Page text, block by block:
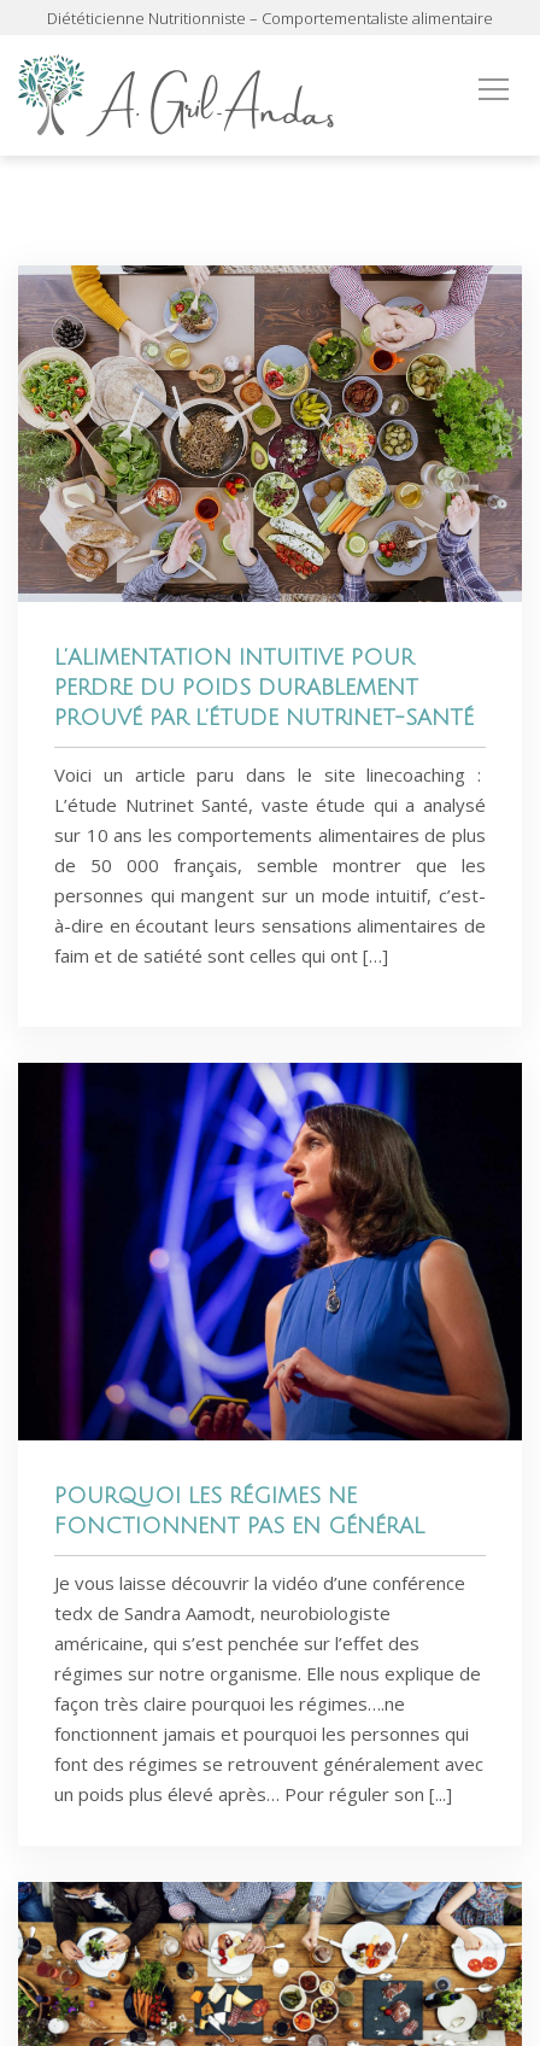
Diététicienne Nutritionniste – Comportementaliste alimentaire
L’ALIMENTATION INTUITIVE POUR
PERDRE DU POIDS DURABLEMENT
PROUVÉ PAR L’ÉTUDE NUTRINET-SANTÉ
Voici un article paru dans le site linecoaching :
L’étude Nutrinet Santé, vaste étude qui a analysé
sur 10 ans les comportements alimentaires de plus
de 50 000 français, semble montrer que les
personnes qui mangent sur un mode intuitif, c’est-
à-dire en écoutant leurs sensations alimentaires de
faim et de satiété sont celles qui ont […]
POURQUOI LES RÉGIMES NE
FONCTIONNENT PAS EN GÉNÉRAL
Je vous laisse découvrir la vidéo d’une conférence
tedx de Sandra Aamodt, neurobiologiste
américaine, qui s’est penchée sur l’effet des
régimes sur notre organisme. Elle nous explique de
façon très claire pourquoi les régimes….ne
fonctionnent jamais et pourquoi les personnes qui
font des régimes se retrouvent généralement avec
un poids plus élevé après… Pour réguler son [...]